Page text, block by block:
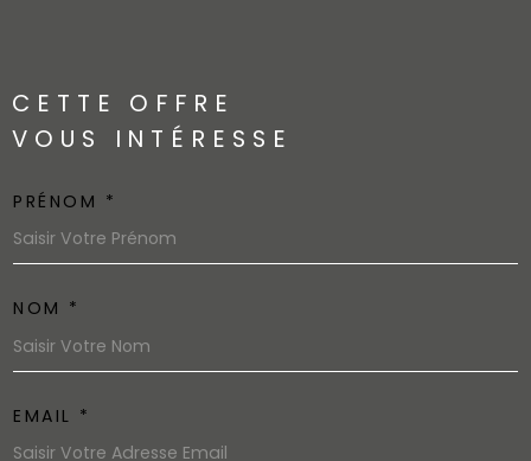
CETTE OFFRE
VOUS INTÉRESSE
PRÉNOM *
NOM *
EMAIL *